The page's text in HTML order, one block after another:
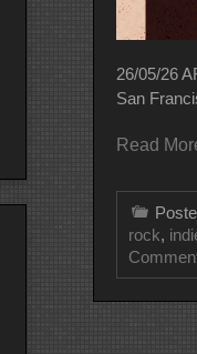
26/05/26
San
Read
rock,